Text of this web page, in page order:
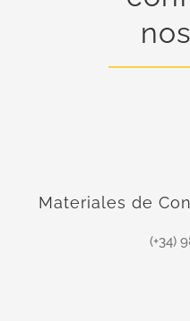
Materiales de
(+34)